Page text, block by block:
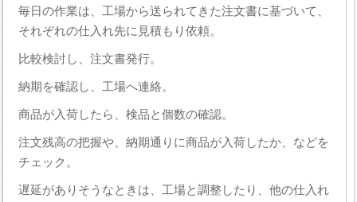
毎日の作業は、工場から送られてきた注文書に基づいて、
それぞれの仕入れ先に見積もり依頼。
比較検討し、注文書発行。
納期を確認し、工場へ連絡。
商品が入荷したら、検品と個数の確認。
注文残高の把握や、納期通りに商品が入荷したか、などを
チェック。
遅延がありそうなときは、工場と調整したり、他の仕入れ